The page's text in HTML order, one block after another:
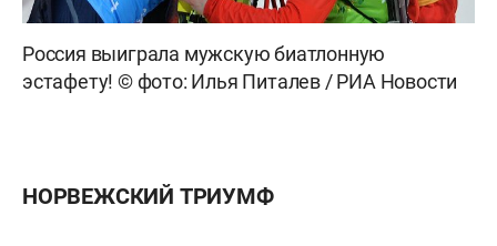
Россия выиграла мужскую биатлонную
эстафету! © фото: Илья Питалев / РИА Новости
НОРВЕЖСКИЙ ТРИУМФ